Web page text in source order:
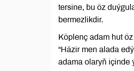
tersine, bu öz
bermezlikdir.
Köplenç adam hut
“Häzir men alada
adama olaryň içinde